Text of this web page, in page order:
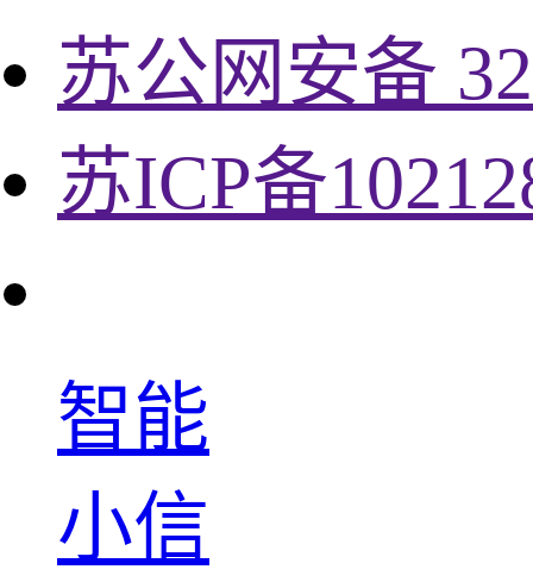
苏公网安备
苏ICP备
智能
小信